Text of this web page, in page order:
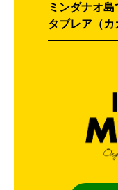
ミンダナオ
タブレア（カ